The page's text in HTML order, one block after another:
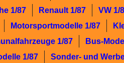
1/87 Renault 1/87 VW 1/
Motorsportmodelle 1/87
1/87
Bus-
1/87
Sonder- und